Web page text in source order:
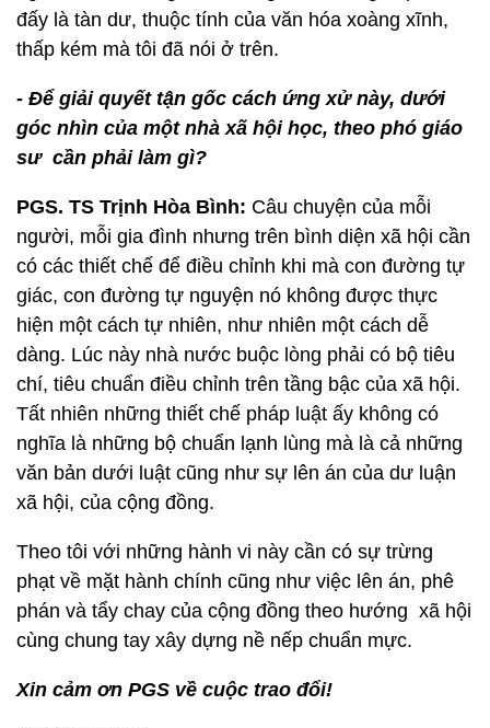
đấy là tàn dư, thuộc tính của văn hóa xoàng xĩnh,
thấp kém mà tôi đã nói ở trên.
- Để giải quyết tận gốc cách ứng xử này, dưới
góc nhìn của một nhà xã hội học, theo phó giáo
sư cần phải làm gì?
PGS. TS Trịnh Hòa Bình: Câu chuyện của mỗi
người, mỗi gia đình nhưng trên bình diện xã hội cần
có các thiết chế để điều chỉnh khi mà con đường tự
giác, con đường tự nguyện nó không được thực
hiện một cách tự nhiên, như nhiên một cách dễ
dàng. Lúc này nhà nước buộc lòng phải có bộ tiêu
chí, tiêu chuẩn điều chỉnh trên tầng bậc của xã hội.
Tất nhiên những thiết chế pháp luật ấy không có
nghĩa là những bộ chuẩn lạnh lùng mà là cả những
văn bản dưới luật cũng như sự lên án của dư luận
xã hội, của cộng đồng.
Theo tôi với những hành vi này cần có sự trừng
phạt về mặt hành chính cũng như việc lên án, phê
phán và tẩy chay của cộng đồng theo hướng xã hội
cùng chung tay xây dựng nề nếp chuẩn mực.
Xin cảm ơn PGS về cuộc trao đổi!